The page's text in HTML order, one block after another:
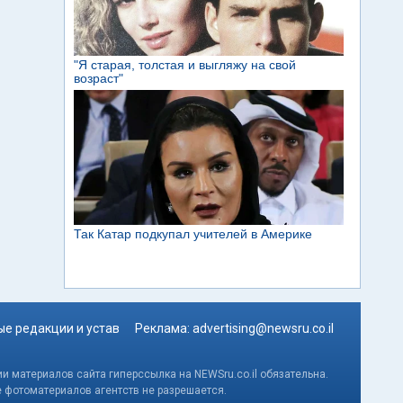
редакции и устав Реклама: advertising@newsru.co.il
сайта гиперссылка на NEWSru.co.il обязательна.
агентств не разрешается.